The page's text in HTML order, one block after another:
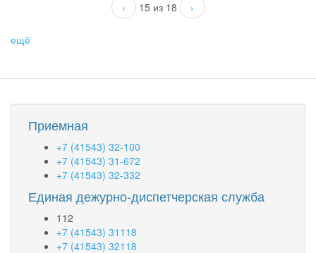
‹ 15 из 18 ›
ещё
Приемная
+7 (41543) 32-100
+7 (41543) 31-672
+7 (41543) 32-332
Единая дежурно-диспетчерская служба
112
+7 (41543) 31118
+7 (41543) 32118